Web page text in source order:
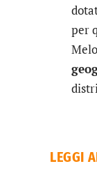
per
LEGGI